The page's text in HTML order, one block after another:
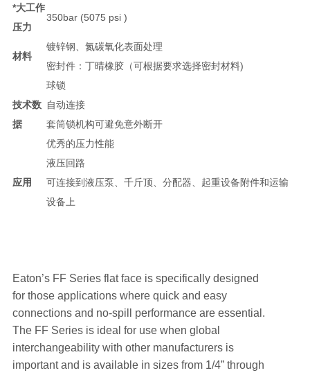
*大工作
压力
350bar (5075 psi )
材料
镀锌钢、氮碳氧化表面处理
密封件：丁晴橡胶（可根据要求选择密封材料)
技术数
据
球锁
自动连接
套筒锁机构可避免意外断开
优秀的压力性能
应用
液压回路
可连接到液压泵、千斤顶、分配器、起重设备附件和运输
设备上
Eaton’s FF Series flat face is specifically designed
for those applications where quick and easy
connections and no-spill performance are essential.
The FF Series is ideal for use when global
interchangeability with other manufacturers is
important and is available in sizes from 1/4” through